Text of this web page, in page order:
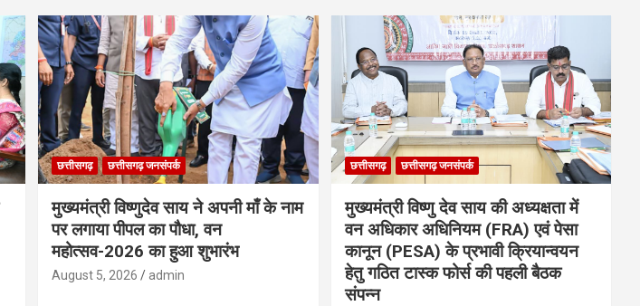
छत्तीसगढ़ छत्तीसगढ़ जनसंपर्क
मुख्यमंत्री विष्णुदेव साय ने अपनी माँ के नाम
पर लगाया पीपल का पौधा, वन
महोत्सव-2026 का हुआ शुभारंभ
August 5, 2026 admin
छत्तीसगढ़ छत्तीसगढ़ जनसंपर्क
मुख्यमंत्री विष्णु देव साय की अध्यक्षता में
वन अधिकार अधिनियम (FRA) एवं पेसा
कानून (PESA) के प्रभावी क्रियान्वयन
हेतु गठित टास्क फोर्स की पहली बैठक
संपन्न